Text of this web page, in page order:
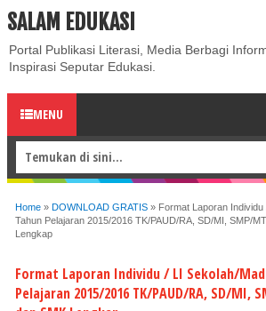
ABOUT CONTACT US
SALAM EDUKASI
Portal Publikasi Literasi, Media Berbagi
Inspirasi Seputar Edukasi.
MENU
Home » DOWNLOAD GRATIS » Format Laporan
Tahun Pelajaran 2015/2016 TK/PAUD/RA, SD/MI, SMP/
Lengkap
Format Laporan Individu / LI Sekolah/
Pelajaran 2015/2016 TK/PAUD/RA, SD/MI,